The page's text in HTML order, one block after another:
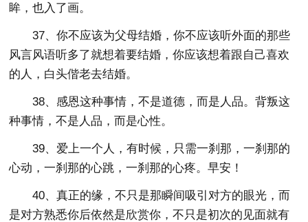
眸，也入了画。
37、你不应该为父母结婚，你不应该听外面的那些
风言风语听多了就想着要结婚，你应该想着跟自己喜欢
的人，白头偕老去结婚。
38、感恩这种事情，不是道德，而是人品。背叛这
种事情，不是人品，而是心性。
39、爱上一个人，有时候，只需一刹那，一刹那的
心动，一刹那的心跳，一刹那的心疼。早安！
40、真正的缘，不只是那瞬间吸引对方的眼光，而
是对方熟悉你后依然是欣赏你，不只是初次的见面就有